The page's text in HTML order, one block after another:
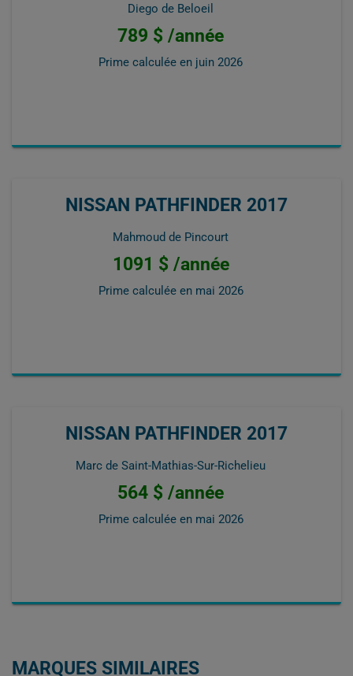
Diego de Beloeil
789 $ /année
Prime calculée en juin 2026
NISSAN PATHFINDER 2017
Mahmoud de Pincourt
1091 $ /année
Prime calculée en mai 2026
NISSAN PATHFINDER 2017
Marc de Saint-Mathias-Sur-Richelieu
564 $ /année
Prime calculée en mai 2026
MARQUES SIMILAIRES